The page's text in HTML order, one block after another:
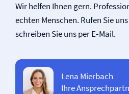
Wir helfen Ihnen gern.
echten Menschen. Rufen Sie
schreiben Sie uns per E‑Mail.
Lena Mierbach
Ihre